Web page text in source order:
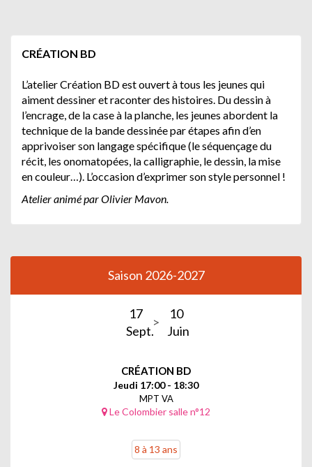
CRÉATION BD
L’atelier Création BD est ouvert à tous les jeunes qui
aiment dessiner et raconter des histoires. Du dessin à
l’encrage, de la case à la planche, les jeunes abordent la
technique de la bande dessinée par étapes afin d’en
apprivoiser son langage spécifique (le séquençage du
récit, les onomatopées, la calligraphie, le dessin, la mise
en couleur…). L’occasion d’exprimer son style personnel !
Atelier animé par Olivier Mavon.
Saison 2026-2027
17
Sept.
10
Juin
CRÉATION BD
Jeudi 17:00 - 18:30
MPT VA
Le Colombier salle n°12
8 à 13 ans